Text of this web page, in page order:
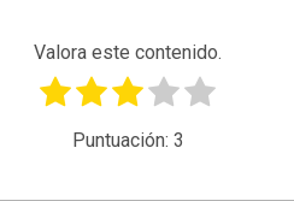
Valora este contenido.
Puntuación: 3